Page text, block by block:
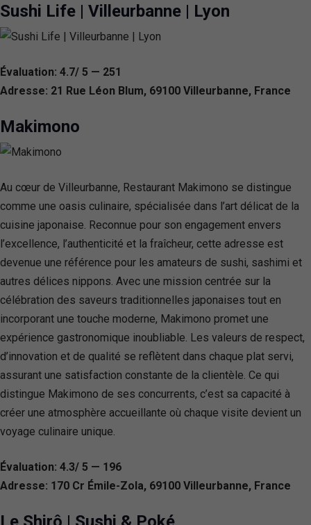
Sushi Life | Villeurbanne | Lyon
Évaluation: 4.7/ 5 — 251
Adresse: 21 Rue Léon Blum, 69100 Villeurbanne, France
Makimono
Au cœur de Villeurbanne, Restaurant Makimono se distingue
comme une oasis culinaire, spécialisée dans l’art délicat de la
cuisine japonaise. Reconnue pour son engagement envers
l’excellence, l’authenticité et la fraîcheur, cette adresse est
devenue une référence pour les amateurs de sushi, sashimi et
autres délices nippons. Avec une mission centrée sur la
célébration des saveurs traditionnelles japonaises tout en
incorporant une touche moderne, Makimono promet une
expérience gastronomique inoubliable. Les valeurs de respect,
d’innovation et de qualité se reflètent dans chaque plat servi,
assurant une satisfaction constante de la clientèle. Ce qui
distingue Makimono de ses concurrents, c’est sa capacité à
créer une atmosphère accueillante où chaque visite devient un
voyage culinaire unique.
Évaluation: 4.3/ 5 — 196
Adresse: 170 Cr Émile-Zola, 69100 Villeurbanne, France